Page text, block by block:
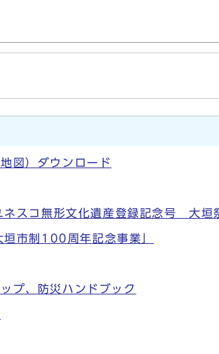
図）ダウンロード
スコ無形文化遺産登録記念号 大垣
市制100周年記念事業」
プ、防災ハンドブック